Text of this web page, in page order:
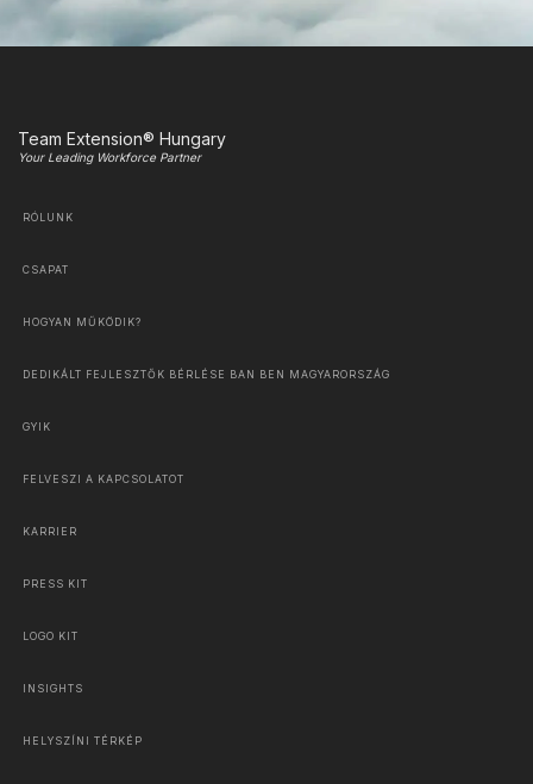
Team Extension® Hungary
Your Leading Workforce Partner
RÓLUNK
CSAPAT
HOGYAN MŰKÖDIK?
DEDIKÁLT FEJLESZTŐK BÉRLÉSE BAN BEN MAGYARORSZÁG
GYIK
FELVESZI A KAPCSOLATOT
KARRIER
PRESS KIT
LOGO KIT
INSIGHTS
HELYSZÍNI TÉRKÉP